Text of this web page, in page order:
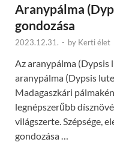
Aranypálma
gondozása
2023.12.31. - by Kerti élet
Az aranypálma (Dypsis
aranypálma (Dypsis
Madagaszkári
legnépszerűbb
világszerte. Szépsége,
gondozása …